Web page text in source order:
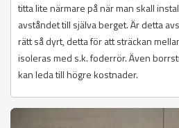
titta lite närmare på när man skall
avståndet till själva berget. Är detta
rätt så dyrt, detta för att sträckan
isoleras med s.k. foderrör. Även
kan leda till högre kostnader.